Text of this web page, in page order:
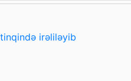
irəliləyib